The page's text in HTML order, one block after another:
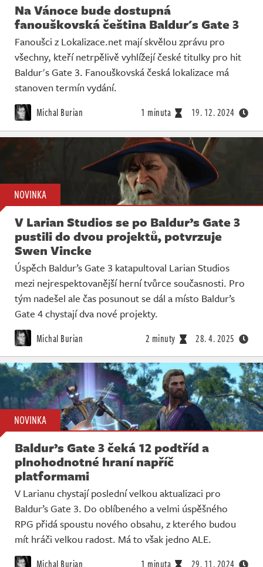
Na Vánoce bude dostupná
fanouškovská čeština Baldur's Gate 3
Fanoušci z Lokalizace.net mají skvělou zprávu pro
všechny, kteří netrpělivě vyhlížejí české titulky pro hit
Baldur's Gate 3. Fanouškovská česká lokalizace má
stanoven termín vydání.
Michal Burian 1 minuta 19. 12. 2024
NOVINKA
V Larian Studios se po Baldur’s Gate 3
pustili do dvou projektů, potvrzuje
Swen Vincke
Úspěch Baldur’s Gate 3 katapultoval Larian Studios
mezi nejrespektovanější herní tvůrce současnosti. Pro
tým nadešel ale čas posunout se dál a místo Baldur’s
Gate 4 chystají dva nové projekty.
Michal Burian 2 minuty 28. 4. 2025
NOVINKA
Baldur’s Gate 3 čeká 12 podtříd a
plnohodnotné hraní napříč
platformami
V Larianu chystají poslední velkou aktualizaci pro
Baldur’s Gate 3. Do oblíbeného a velmi úspěšného
RPG přidá spoustu nového obsahu, z kterého budou
mít hráči velkou radost. Má to však jedno ALE.
Michal Burian 1 minuta 29. 11. 2024